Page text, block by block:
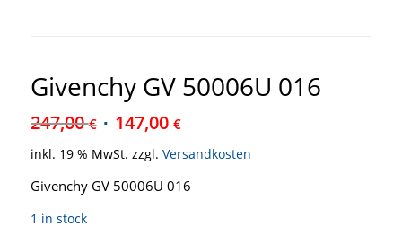
Givenchy GV 50006U 016
247,00€ 147,00 €
inkl. 19 % MwSt. zzgl. Versandkosten
Givenchy GV 50006U 016
1 in stock